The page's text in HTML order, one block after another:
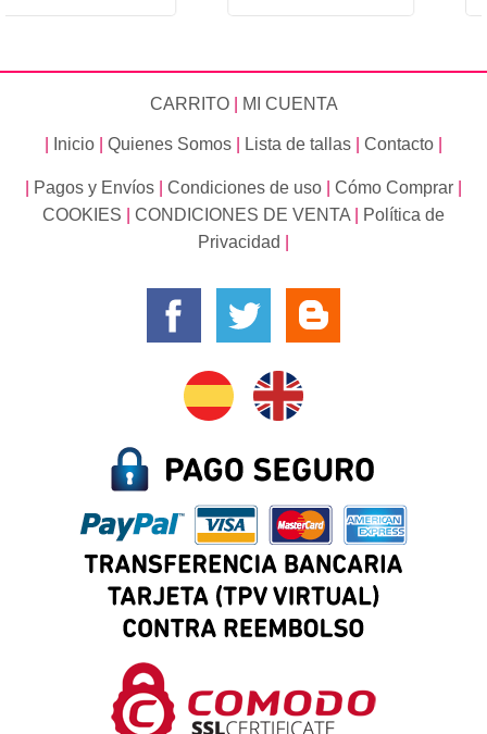
CARRITO| MI CUENTA
Inicio Quienes Somos Lista de tallas Contacto
Pagos y Envíos Condiciones de uso Cómo Comprar
COOKIES
CONDICIONES DE VENTA
Política de
Privacidad